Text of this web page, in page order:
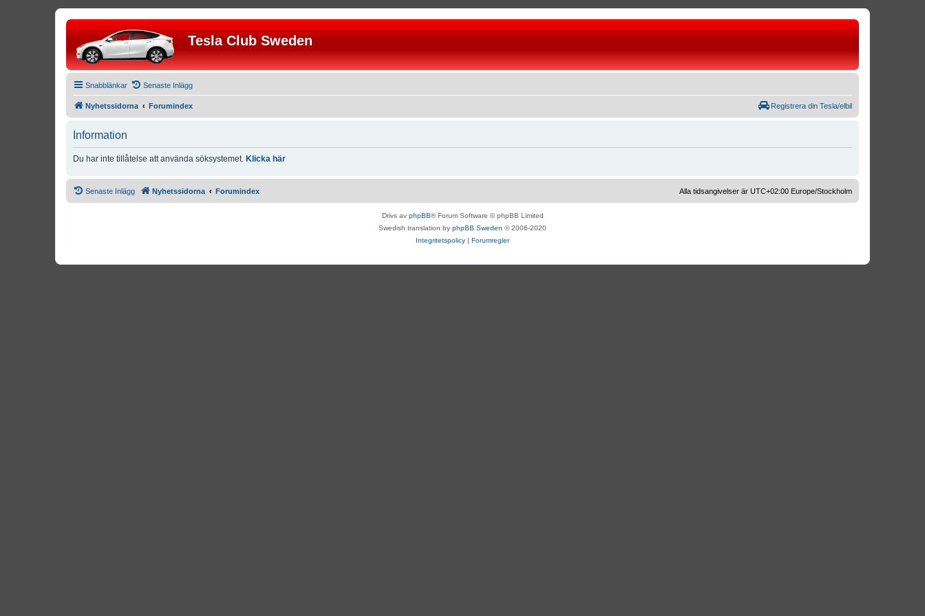
Tesla Club Sweden
Snabblänkar Senaste Inlägg
Nyhetssidorna Forumindex Registrera din Tesla/elbil
Information
Du har inte tillåtelse att använda söksystemet. Klicka här
Senaste Inlägg Nyhetssidorna Forumindex Alla tidsangivelser är UTC+02:00 Europe/Stockholm
Drivs av phpBB® Forum Software © phpBB Limited
Swedish translation by phpBB Sweden © 2006-2020
Integritetspolicy | Forumregler